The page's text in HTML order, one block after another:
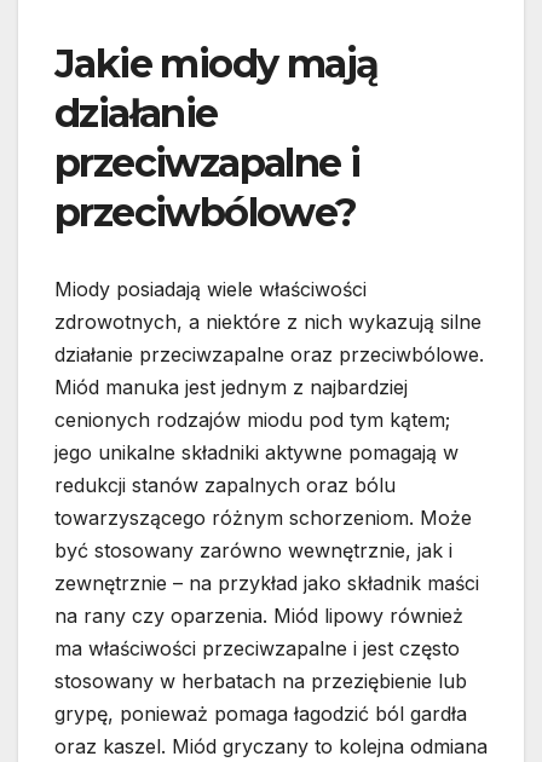
Jakie miody mają
działanie
przeciwzapalne i
przeciwbólowe?
Miody posiadają wiele właściwości
zdrowotnych, a niektóre z nich wykazują silne
działanie przeciwzapalne oraz przeciwbólowe.
Miód manuka jest jednym z najbardziej
cenionych rodzajów miodu pod tym kątem;
jego unikalne składniki aktywne pomagają w
redukcji stanów zapalnych oraz bólu
towarzyszącego różnym schorzeniom. Może
być stosowany zarówno wewnętrznie, jak i
zewnętrznie – na przykład jako składnik maści
na rany czy oparzenia. Miód lipowy również
ma właściwości przeciwzapalne i jest często
stosowany w herbatach na przeziębienie lub
grypę, ponieważ pomaga łagodzić ból gardła
oraz kaszel. Miód gryczany to kolejna odmiana